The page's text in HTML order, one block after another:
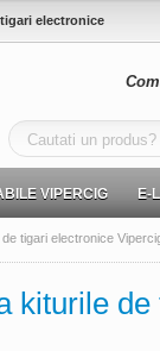
electronice
VIPERCIG E-
tigari electronice
kiturile